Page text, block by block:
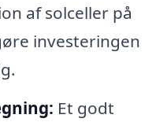
af solceller på
investeringen
Et godt